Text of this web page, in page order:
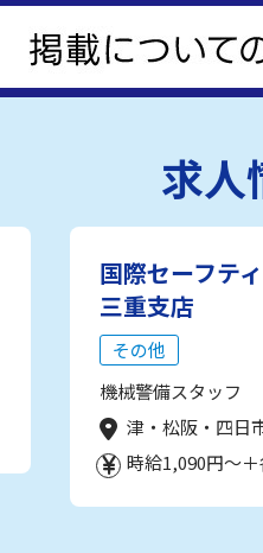
求人
国際セーフテ
三重支店
その他
機械警備スタッフ
津・松阪・四日
時給1,090円～